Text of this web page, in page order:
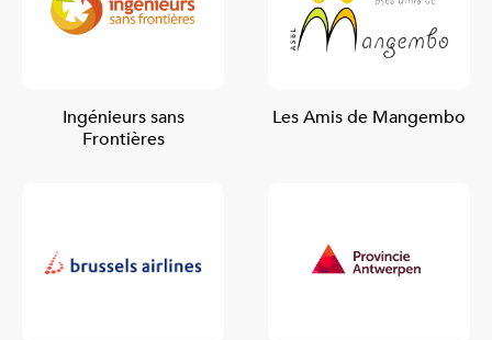
Ingénieurs sans
Frontières
Les Amis de Mangembo